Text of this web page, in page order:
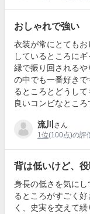
おしゃれで強い
衣装が常にとても
しているところに
縁で振り回される
の中でも一番好き
るところとどうし
良いコンビなところ
流川
さん
1位(100点)の評
背は低いけど、
身長の低さを気に
るところがすごく
く、史実を交えて